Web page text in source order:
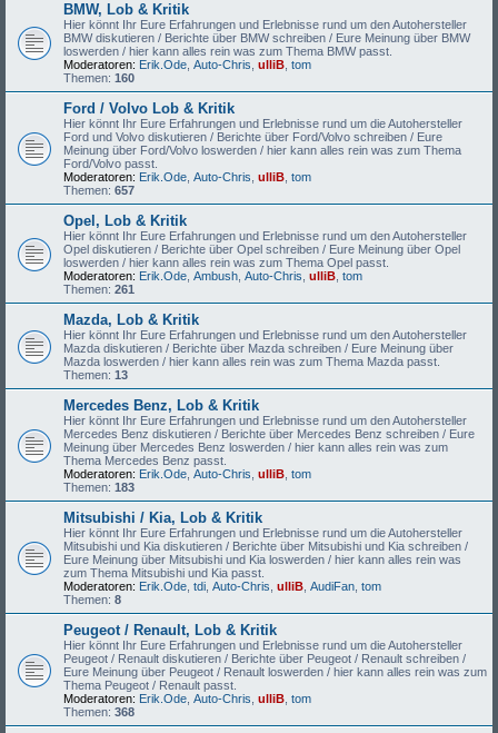
BMW, Lob & Kritik
Hier könnt Ihr Eure Erfahrungen und Erlebnisse rund um den Autohersteller
BMW diskutieren / Berichte über BMW schreiben / Eure Meinung über BMW
loswerden / hier kann alles rein was zum Thema BMW passt.
Moderatoren: Erik.Ode Auto-Chris ulliB tom
Themen: 160
Ford / Volvo Lob & Kritik
Hier könnt Ihr Eure Erfahrungen und Erlebnisse rund um die Autohersteller
Ford und Volvo diskutieren / Berichte über Ford/Volvo schreiben / Eure
Meinung über Ford/Volvo loswerden / hier kann alles rein was zum Thema
Ford/Volvo passt.
Moderatoren: Erik.Ode Auto-Chris ulliB tom
Themen: 657
Opel, Lob & Kritik
Hier könnt Ihr Eure Erfahrungen und Erlebnisse rund um den Autohersteller
Opel diskutieren / Berichte über Opel schreiben / Eure Meinung über Opel
loswerden / hier kann alles rein was zum Thema Opel passt.
Moderatoren: Erik.Ode Ambush Auto-Chris ulliB tom
Themen: 261
Mazda, Lob & Kritik
Hier könnt Ihr Eure Erfahrungen und Erlebnisse rund um den Autohersteller
Mazda diskutieren / Berichte über Mazda schreiben / Eure Meinung über
Mazda loswerden / hier kann alles rein was zum Thema Mazda passt.
Themen: 13
Mercedes Benz, Lob & Kritik
Hier könnt Ihr Eure Erfahrungen und Erlebnisse rund um den Autohersteller
Mercedes Benz diskutieren / Berichte über Mercedes Benz schreiben / Eure
Meinung über Mercedes Benz loswerden / hier kann alles rein was zum
Thema Mercedes Benz passt.
Moderatoren: Erik.Ode Auto-Chris ulliB tom
Themen: 183
Mitsubishi / Kia, Lob & Kritik
Hier könnt Ihr Eure Erfahrungen und Erlebnisse rund um die Autohersteller
Mitsubishi und Kia diskutieren / Berichte über Mitsubishi und Kia schreiben /
Eure Meinung über Mitsubishi und Kia loswerden / hier kann alles rein was
zum Thema Mitsubishi und Kia passt.
Moderatoren: Erik.Ode tdi Auto-Chris ulliB AudiFan tom
Themen: 8
Peugeot / Renault, Lob & Kritik
Hier könnt Ihr Eure Erfahrungen und Erlebnisse rund um die Autohersteller
Peugeot / Renault diskutieren / Berichte über Peugeot / Renault schreiben /
Eure Meinung über Peugeot / Renault loswerden / hier kann alles rein was zum
Thema Peugeot / Renault passt.
Moderatoren: Erik.Ode Auto-Chris ulliB tom
Themen: 368